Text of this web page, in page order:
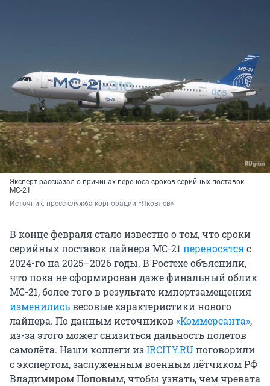
Эксперт рассказал о причинах переноса сроков серийных поставок
МС-21
Источник: пресс-служба корпорации «Яковлев»
В конце февраля стало известно о том, что сроки
серийных поставок лайнера МС-21 переносятсяс
2024-го на 2025–2026 годы. В Ростехе объяснили,
что пока не сформирован даже финальный облик
МС-21, более того в результате импортзамещения
изменилисьвесовые характеристики нового
лайнера. По данным источников«Коммерсанта»,
из-за этого может снизиться дальность полетов
самолёта. Наши коллеги изIRCITY.RUпоговорили
с экспертом, заслуженным военным лётчиком РФ
Владимиром Поповым, чтобы узнать, чем чревата